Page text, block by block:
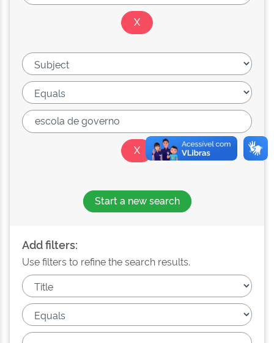
Start a new search
Add filters:
Use filters to refine the search results.